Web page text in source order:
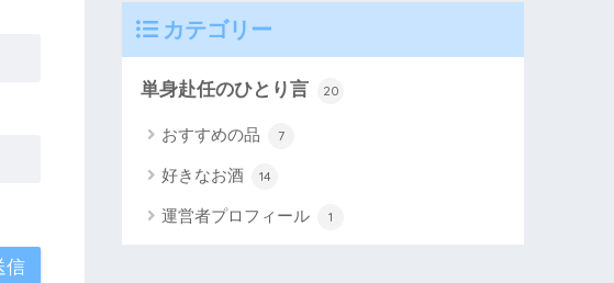
カテゴリー
単身赴任のひとり言 20
おすすめの品 7
好きなお酒 14
運営者プロフィール 1